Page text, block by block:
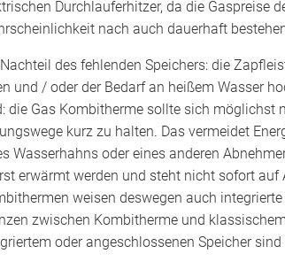
Durchlauferhitzer, da die Gaspreise
nach auch dauerhaft
des fehlenden Speichers: die
und / oder der Bedarf an heißem Wasser
die Gas Kombitherme sollte sich möglichst
kurz zu halten. Das vermeidet
Wasserhahns oder eines anderen
erwärmt werden und steht nicht sofort auf
weisen deswegen auch
zwischen Kombitherme und
oder angeschlossenen Speicher